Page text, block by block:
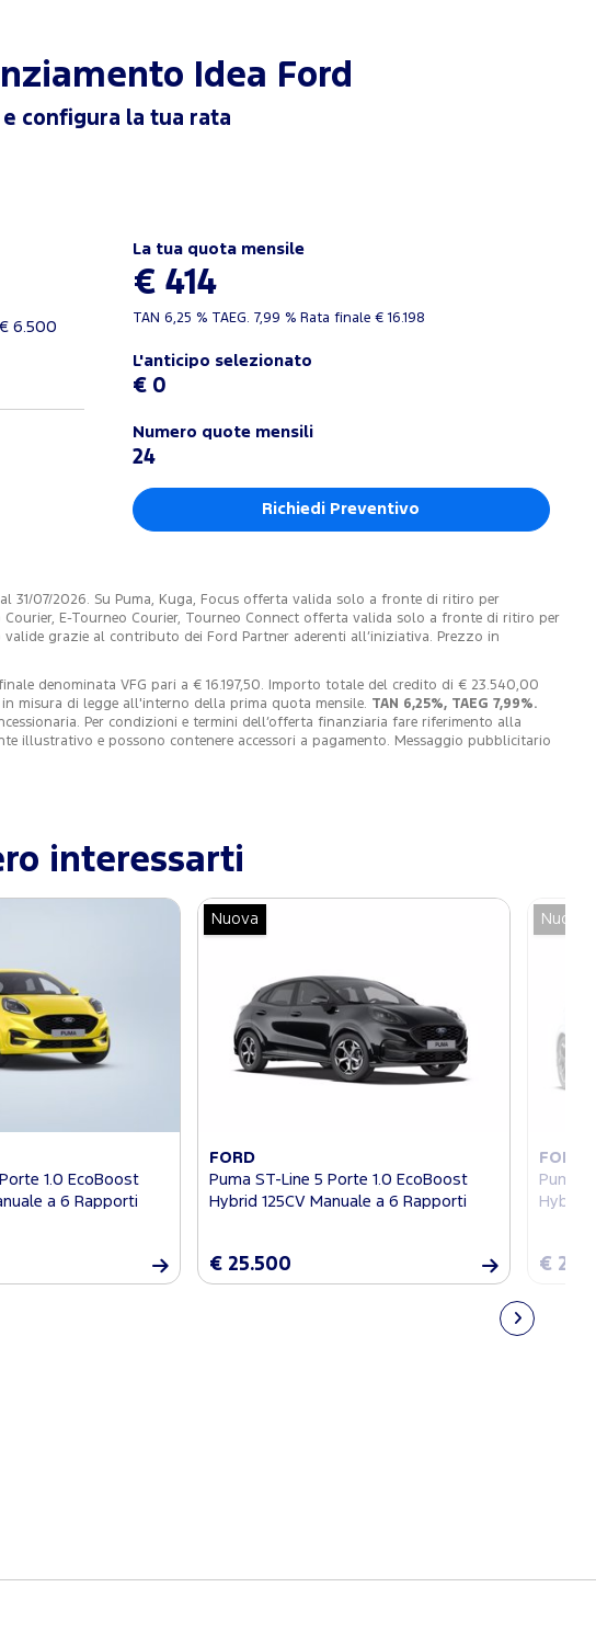
Idea Ford
configura la tua rata
€ 6.500
La tua quota mensile
€ 414
TAN 6,25 %TAEG. 7,99 %Rata finale € 16.198
L'anticipo selezionato
€ 0
Numero quote mensili
24
Richiedi Preventivo
31/07/2026. Su Puma, Kuga, Focus offerta valida solo a fronte di ritiro per
E-Tourneo Courier, Tourneo Connect offerta valida solo a fronte di ritiro per
grazie al contributo dei Ford Partner aderenti all’iniziativa. Prezzo in
denominata VFG pari a € 16.197,50. Importo totale del credito di € 23.540,00
misura di legge all'interno della prima quota mensile. TAN 6,25%, TAEG 7,99%.
Per condizioni e termini dell’offerta finanziaria fare riferimento alla
illustrativo e possono contenere accessori a pagamento. Messaggio pubblicitario
interessarti
1.0 EcoBoost
a 6 Rapporti
Nuova
FORD
Puma ST-Line 5 Porte 1.0 EcoBoost
Hybrid 125CV Manuale a 6 Rapporti
€ 25.500
Nuova
FORD
Puma
Hybrid
€